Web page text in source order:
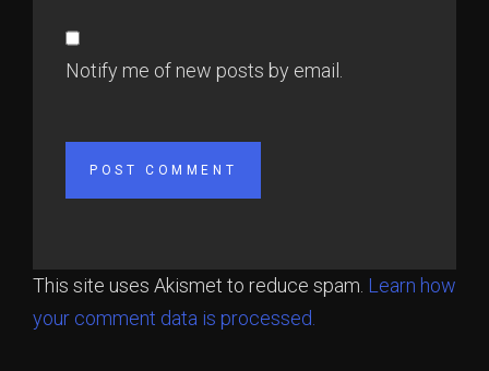
Notify me of new posts by email.
This site uses Akismet to reduce spam. Learn how
your comment data is processed.